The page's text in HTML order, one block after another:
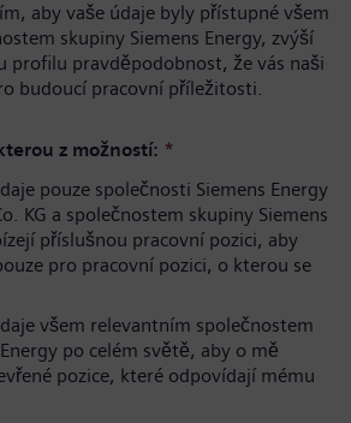
aby vaše údaje byly přístupné všem
skupiny Siemens Energy, zvýší
profilu pravděpodobnost, že vás naši
budoucí pracovní příležitosti.
z možností: *
pouze společnosti Siemens Energy
KG a společnostem skupiny Siemens
příslušnou pracovní pozici, aby
pro pracovní pozici, o kterou se
všem relevantním společnostem
po celém světě, aby o mě
pozice, které odpovídají mému